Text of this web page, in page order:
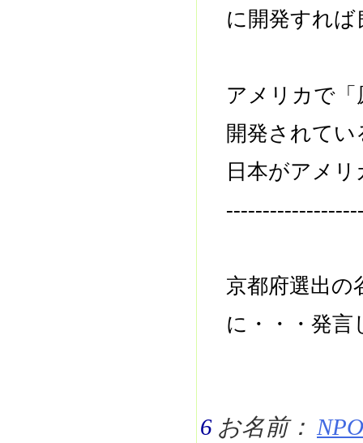
に開発すれば
アメリカで
開発されて
日本がアメ
京都府選出の
に・・・発言
6 お名前：